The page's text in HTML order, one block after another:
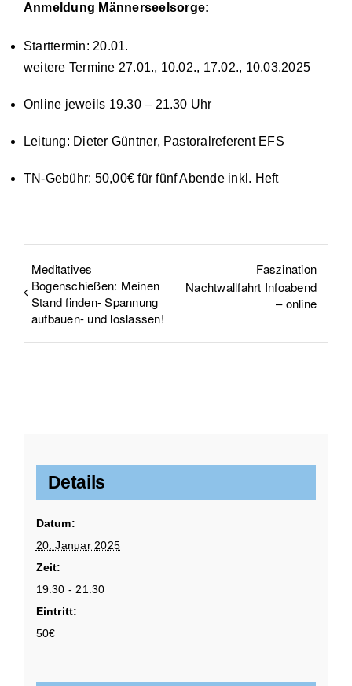
Anmeldung Männerseelsorge:
Starttermin: 20.01.
weitere Termine 27.01., 10.02., 17.02., 10.03.2025
Online jeweils 19.30 – 21.30 Uhr
Leitung: Dieter Güntner, Pastoralreferent EFS
TN-Gebühr: 50,00€ für fünf Abende inkl. Heft
Meditatives
Bogenschießen: Meinen
Stand finden- Spannung
aufbauen- und loslassen!
Faszination
Nachtwallfahrt Infoabend
– online
Details
Datum:
20. Januar 2025
Zeit:
19:30 - 21:30
Eintritt:
50€